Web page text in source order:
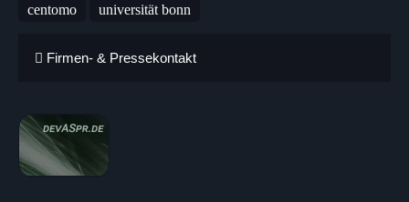
centomo
universität bonn
Firmen- & Pressekontakt